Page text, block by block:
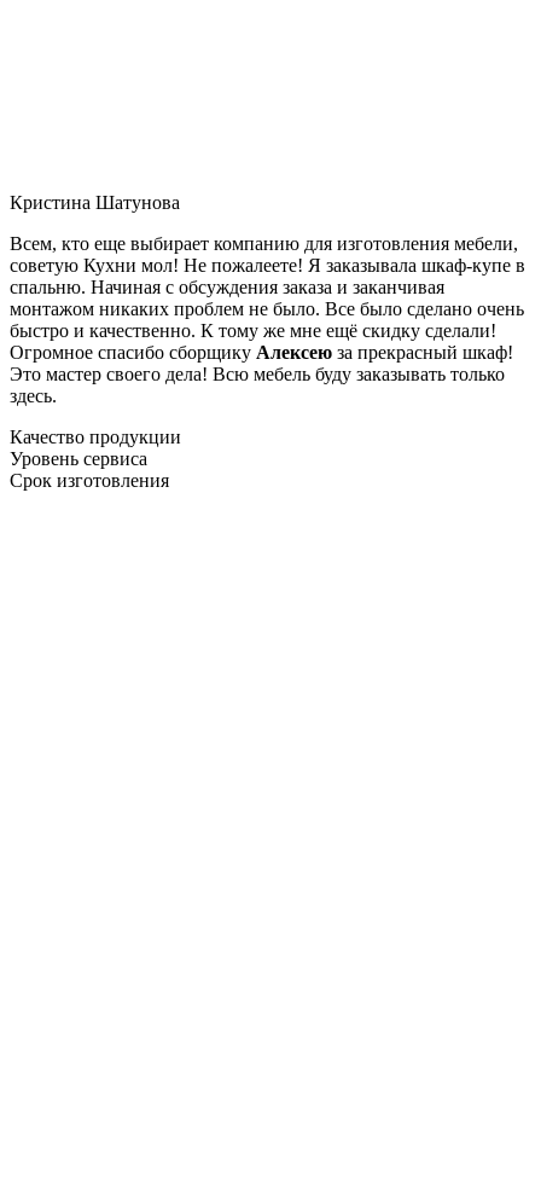
Кристина Шатунова
Всем, кто еще выбирает компанию для изготовления мебели,
советую Кухни мол! Не пожалеете! Я заказывала шкаф-купе в
спальню. Начиная с обсуждения заказа и заканчивая
монтажом никаких проблем не было. Все было сделано очень
быстро и качественно. К тому же мне ещё скидку сделали!
Огромное спасибо сборщику Алексею за прекрасный шкаф!
Это мастер своего дела! Всю мебель буду заказывать только
здесь.
Качество продукции
Уровень сервиса
Срок изготовления